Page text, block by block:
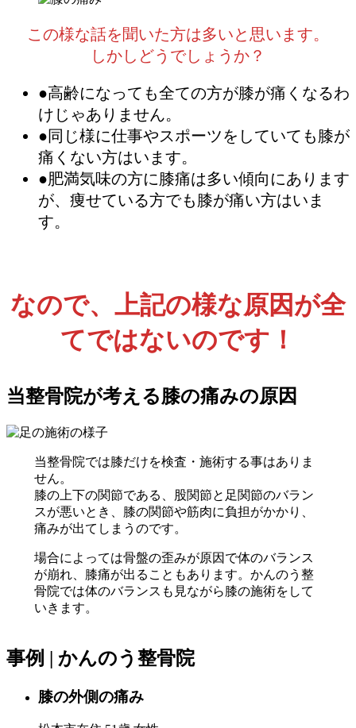
この様な話を聞いた方は多いと思います。
しかしどうでしょうか？
●高齢になっても全ての方が膝が痛くなるわ
けじゃありません。
●同じ様に仕事やスポーツをしていても膝が
痛くない方はいます。
●肥満気味の方に膝痛は多い傾向にあります
が、痩せている方でも膝が痛い方はいま
す。
なので、上記の様な原因が全
てではないのです！
当整骨院が考える膝の痛みの原因
当整骨院では膝だけを検査・施術する事はありま
せん。
膝の上下の関節である、股関節と足関節のバラン
スが悪いとき、膝の関節や筋肉に負担がかかり、
痛みが出てしまうのです。
場合によっては骨盤の歪みが原因で体のバランス
が崩れ、膝痛が出ることもあります。かんのう整
骨院では体のバランスも見ながら膝の施術をして
いきます。
事例 | かんのう整骨院
膝の外側の痛み